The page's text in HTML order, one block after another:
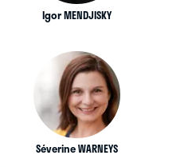
Igor MENDJISKY
Séverine WARNEYS